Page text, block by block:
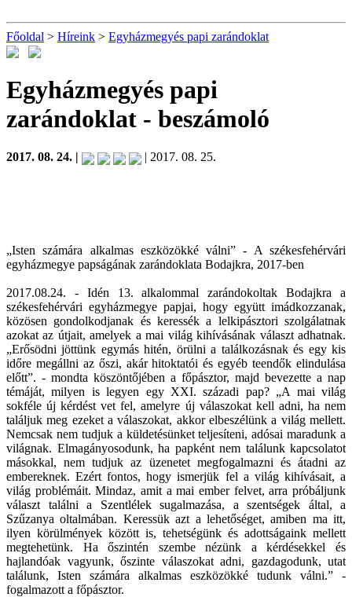
Főoldal > Híreink > Egyházmegyés papi zarándoklat
Egyházmegyés papi
zarándoklat - beszámoló
2017. 08. 24. | | 2017. 08. 25.
„Isten számára alkalmas eszközökké válni” - A székesfehérvári
egyházmegye papságának zarándoklata Bodajkra, 2017-ben
2017.08.24. - Idén 13. alkalommal zarándokoltak Bodajkra a
székesfehérvári egyházmegye papjai, hogy együtt imádkozzanak,
közösen gondolkodjanak és keressék a lelkipásztori szolgálatnak
azokat az útjait, amelyek a mai világ kihívásának választ adhatnak.
„Erősödni jöttünk egymás hitén, örülni a találkozásnak és egy kis
időre megállni az őszi, akár hitoktatói és egyéb teendők elindulása
előtt”. - mondta köszöntőjében a főpásztor, majd bevezette a nap
témáját, milyen is legyen egy XXI. századi pap? „A mai világ
sokféle új kérdést vet fel, amelyre új válaszokat kell adni, ha nem
találjuk meg ezeket a válaszokat, akkor elbeszélünk a világ mellett.
Nemcsak nem tudjuk a küldetésünket teljesíteni, adósai maradunk a
világnak. Elmagányosodunk, ha papként nem találunk kapcsolatot
másokkal, nem tudjuk az üzenetet megfogalmazni és átadni az
embereknek. Ezért fontos, hogy ismerjük fel a világ kihívásait, a
világ problémáit. Mindaz, amit a mai ember felvet, arra próbáljunk
választ találni a Szentlélek sugalmazása, a szentségek által, a
Szűzanya oltalmában. Keressük azt a lehetőséget, amiben ma itt,
ilyen körülmények között is, tehetségünk és adottságaink mellett
megtehetünk. Ha őszintén szembe nézünk a kérdésekkel és
hajlandóak vagyunk, őszinte válaszokat adni, gazdagodunk, utat
találunk, Isten számára alkalmas eszközökké tudunk válni.” -
fogalmazott a főpásztor.